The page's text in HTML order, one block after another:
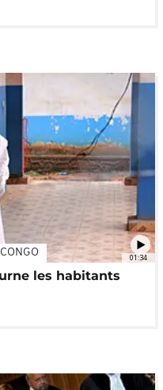
01:34
les habitants